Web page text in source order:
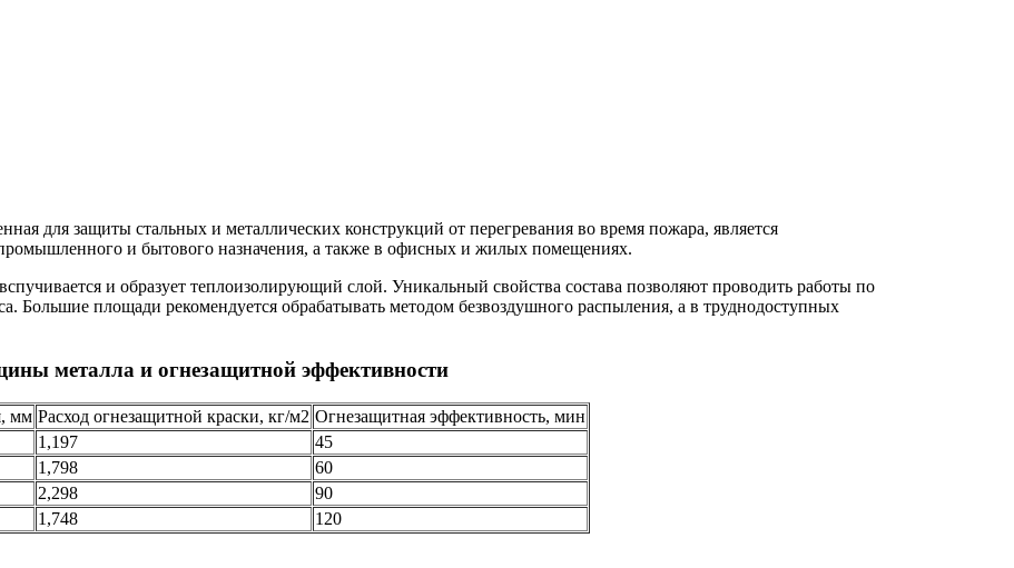
для защиты стальных и металлических конструкций от перегревания во время пожара, является
и бытового назначения, а также в офисных и жилых помещениях.
и образует теплоизолирующий слой. Уникальный свойства состава позволяют проводить работы по
Большие площади рекомендуется обрабатывать методом безвоздушного распыления, а в труднодоступных
металла и огнезащитной эффективности
мм Расход огнезащитной краски, кг/м2 Огнезащитная эффективность, мин
1,197
45
1,798
60
2,298
90
1,748 120